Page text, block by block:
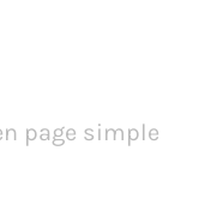
page simple